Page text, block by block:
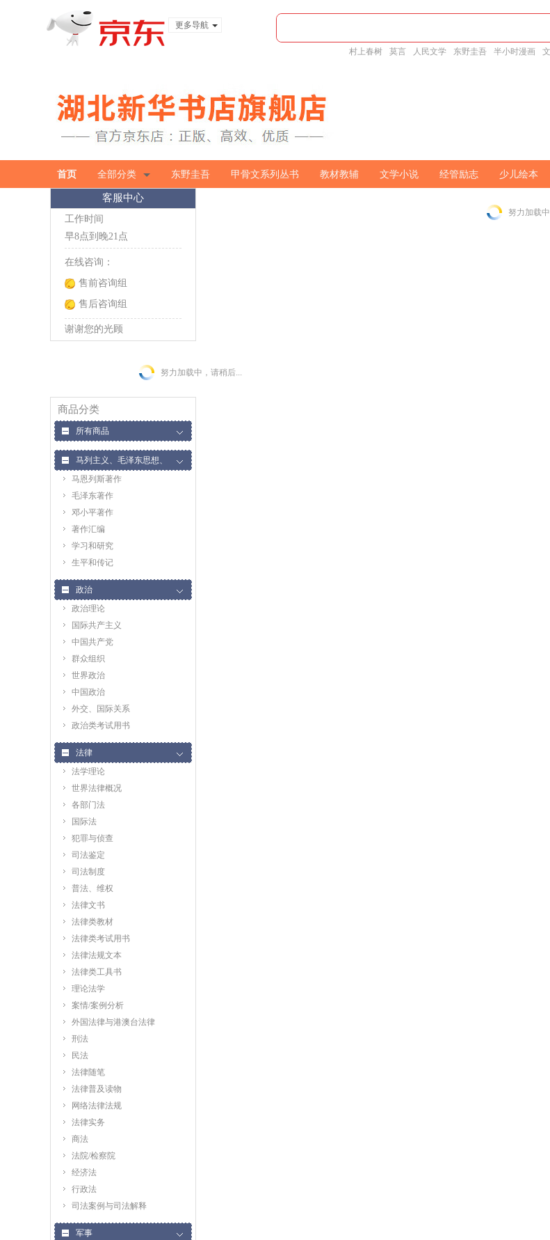
更多导航
村上春树 莫言 人民文学 东野圭吾 半小时漫画
首页 全部分类 东野圭吾 甲骨文系列丛书 教材教辅 文学小说 经管励志 少儿绘本
客服中心
工作时间
早8点到晚21点
在线咨询：
售前咨询组
售后咨询组
谢谢您的光顾
努力加载中，请稍后...
商品分类
所有商品
马列主义、毛泽东思想、
邓小平理论
马恩列斯著作
毛泽东著作
邓小平著作
著作汇编
学习和研究
生平和传记
政治
政治理论
国际共产主义
中国共产党
群众组织
世界政治
中国政治
外交、国际关系
政治类考试用书
法律
法学理论
世界法律概况
各部门法
国际法
犯罪与侦查
司法鉴定
司法制度
普法、维权
法律文书
法律类教材
法律类考试用书
法律法规文本
法律类工具书
理论法学
案情/案例分析
外国法律与港澳台法律
刑法
民法
法律随笔
法律普及读物
网络法律法规
法律实务
商法
法院/检察院
经济法
行政法
司法案例与司法解释
军事
努力加载